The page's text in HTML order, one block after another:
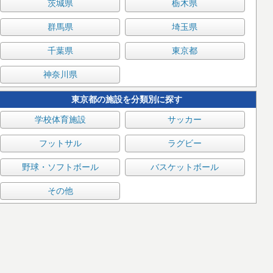
茨城県 栃木県
群馬県 埼玉県
千葉県 東京都
神奈川県
東京都の施設を分類別に探す
学校体育施設 サッカー
フットサル ラグビー
野球・ソフトボール バスケットボール
その他